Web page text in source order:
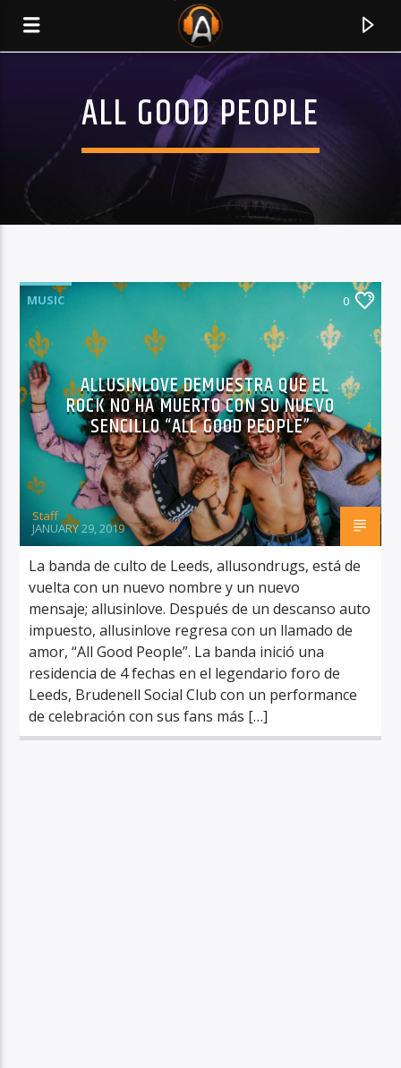
CURRENT TRACK
TITLE
ARTIST
RadioAlternativo Live
ALL GOOD PEOPLE
MUSIC 0
ALLUSINLOVE DEMUESTRA QUE EL
ROCK NO HA MUERTO CON SU NUEVO
SENCILLO “ALL GOOD PEOPLE”
Staff
JANUARY 29, 2019
La banda de culto de Leeds, allusondrugs, está de
vuelta con un nuevo nombre y un nuevo
mensaje; allusinlove. Después de un descanso auto
impuesto, allusinlove regresa con un llamado de
amor, “All Good People”. La banda inició una
residencia de 4 fechas en el legendario foro de
Leeds, Brudenell Social Club con un performance
de celebración con sus fans más […]